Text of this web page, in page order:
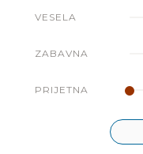
VESELA
ZABAVNA
PRIJETNA